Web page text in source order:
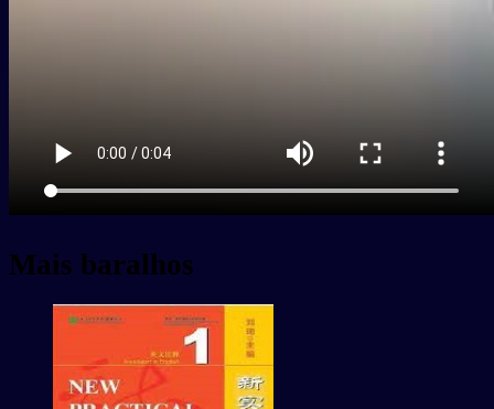
Mais baralhos